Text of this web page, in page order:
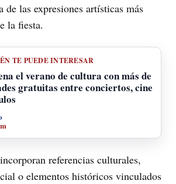
de las expresiones artísticas más
la fiesta.
TE PUEDE INTERESAR
el verano de cultura con más de
gratuitas entre conciertos, cine
referencias culturales,
o elementos históricos vinculados